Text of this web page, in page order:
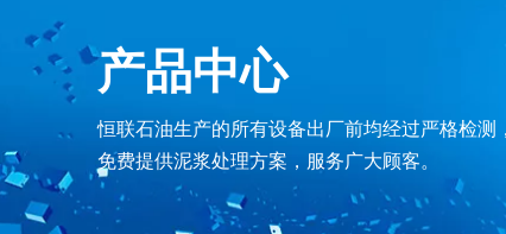
产品中心
恒联石油生产的所有设备出厂前均经过严格检测
免费提供泥浆处理方案，服务广大顾客。